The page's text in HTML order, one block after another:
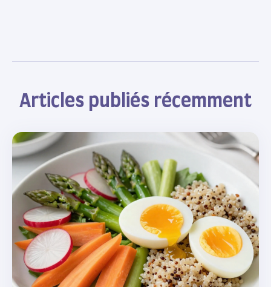
Articles publiés récemment